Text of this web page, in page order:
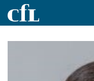
Spring til indhold